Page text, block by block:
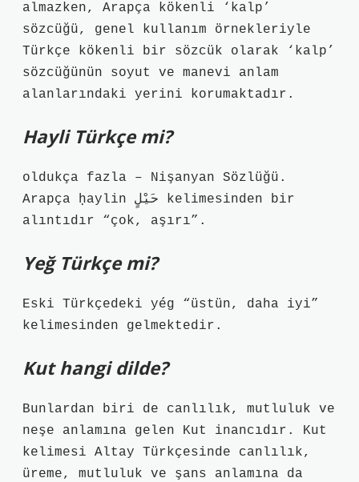
almazken, Arapça kökenli ‘kalp’
sözcüğü, genel kullanım örnekleriyle
Türkçe kökenli bir sözcük olarak ‘kalp’
sözcüğünün soyut ve manevi anlam
alanlarındaki yerini korumaktadır.
Hayli Türkçe mi?
oldukça fazla – Nişanyan Sözlüğü.
Arapça ḥaylin حَيْلٍ kelimesinden bir
alıntıdır “çok, aşırı”.
Yeğ Türkçe mi?
Eski Türkçedeki yég “üstün, daha iyi”
kelimesinden gelmektedir.
Kut hangi dilde?
Bunlardan biri de canlılık, mutluluk ve
neşe anlamına gelen Kut inancıdır. Kut
kelimesi Altay Türkçesinde canlılık,
üreme, mutluluk ve şans anlamına da